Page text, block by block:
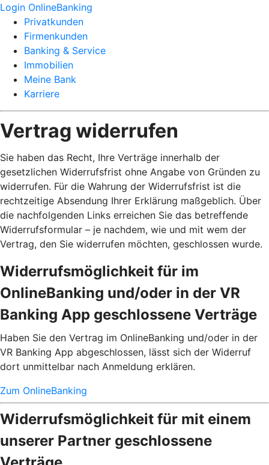
Login OnlineBanking
Privatkunden
Firmenkunden
Banking & Service
Immobilien
Meine Bank
Karriere
Vertrag widerrufen
Sie haben das Recht, Ihre Verträge innerhalb der
gesetzlichen Widerrufsfrist ohne Angabe von Gründen zu
widerrufen. Für die Wahrung der Widerrufsfrist ist die
rechtzeitige Absendung Ihrer Erklärung maßgeblich. Über
die nachfolgenden Links erreichen Sie das betreffende
Widerrufsformular – je nachdem, wie und mit wem der
Vertrag, den Sie widerrufen möchten, geschlossen wurde.
Widerrufsmöglichkeit für im
OnlineBanking und/oder in der VR
Banking App geschlossene Verträge
Haben Sie den Vertrag im OnlineBanking und/oder in der
VR Banking App abgeschlossen, lässt sich der Widerruf
dort unmittelbar nach Anmeldung erklären.
Zum OnlineBanking
Widerrufsmöglichkeit für mit einem
unserer Partner geschlossene